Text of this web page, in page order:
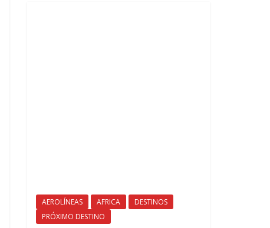
AEROLÍNEAS AFRICA
DESTINOS
PRÓXIMO DESTINO